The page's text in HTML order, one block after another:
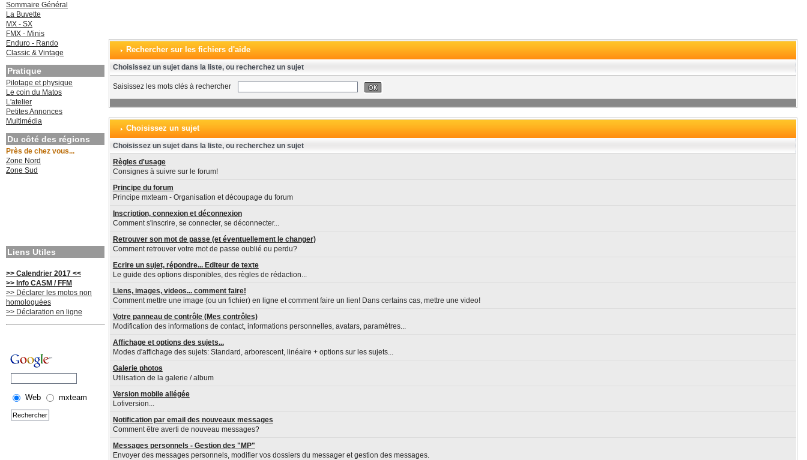
Sommaire Général
La Buvette
MX - SX
FMX - Minis
Enduro - Rando
Classic & Vintage
Pratique
Pilotage et physique
Le coin du Matos
L'atelier
Petites Annonces
Multimédia
Du côté des régions
Près de chez vous...
Zone Nord
Zone Sud
Liens Utiles
>> Calendrier 2017 <<
>> Info CASM / FFM
>> Déclarer les motos non
homologuées
>> Déclaration en ligne
Web mxteam
Rechercher sur les fichiers d'aide
Choisissez un sujet dans la liste, ou recherchez un sujet
Saisissez les mots clés à rechercher
Choisissez un sujet
Choisissez un sujet dans la liste, ou recherchez un sujet
Règles d'usage
Consignes à suivre sur le forum!
Principe du forum
Principe mxteam - Organisation et découpage du forum
Inscription, connexion et déconnexion
Comment s'inscrire, se connecter, se déconnecter...
Retrouver son mot de passe (et éventuellement le changer)
Comment retrouver votre mot de passe oublié ou perdu?
Ecrire un sujet, répondre... Editeur de texte
Le guide des options disponibles, des règles de rédaction...
Liens, images, videos... comment faire!
Comment mettre une image (ou un fichier) en ligne et comment faire un lien! Dans certains cas, mettre une video!
Votre panneau de contrôle (Mes contrôles)
Modification des informations de contact, informations personnelles, avatars, paramètres...
Affichage et options des sujets...
Modes d'affichage des sujets: Standard, arborescent, linéaire + options sur les sujets...
Galerie photos
Utilisation de la galerie / album
Version mobile allégée
Lofiversion...
Notification par email des nouveaux messages
Comment être averti de nouveau messages?
Messages personnels - Gestion des "MP"
Envoyer des messages personnels, modifier vos dossiers du messager et gestion des messages.